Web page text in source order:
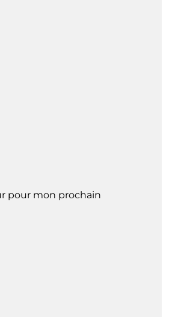
pour mon prochain